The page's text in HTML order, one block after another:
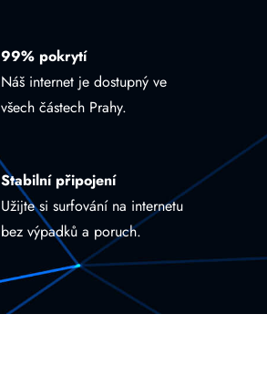
99% pokrytí
Náš internet je dostupný ve
všech částech Prahy.
Stabilní připojení
Užijte si surfování na internetu
bez výpadků a poruch.